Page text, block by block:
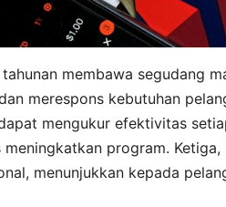
membawa segudang
merespons kebutuhan
mengukur efektivitas
program.
menunjukkan kepada